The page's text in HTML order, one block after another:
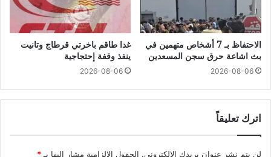
الاحتفاظ بـ 7 أشخاص متهمين في
بث اشاعة حرق سجن المسعدين
2026-08-06
غدا طاقم باخرتي قرطاج وتانيت
ينفذ وقفة إحتجاجية
2026-08-06
اترك تعليقاً
لن يتم نشر عنوان بريدك الإلكتروني. الحقول الإلزامية مشار إليها بـ*